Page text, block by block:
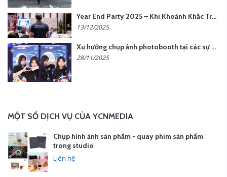
Year End Party 2025 – Khi Khoảnh Khắc Trở Thành Dấu Ấn | Gói Ưu Đãi Tháng 12 Từ YCN Media
13/12/2025
Xu hướng chụp ảnh photobooth tại các sự kiện hiện nay
28/11/2025
MỘT SỐ DỊCH VỤ CỦA YCNMEDIA
Chụp hình ảnh sản phẩm - quay phim sản phẩm
trong studio
Liên hệ